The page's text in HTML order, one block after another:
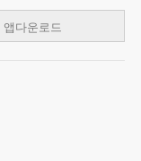
앱다운로드